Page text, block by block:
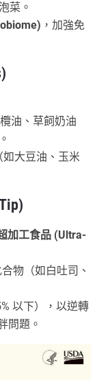
菜。
，加強免
油、草飼奶油
如大豆油、玉米
加工食品 (Ultra-
物（如白吐司、
以下），以逆轉
問題。